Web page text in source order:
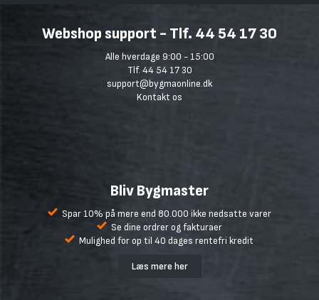
Webshop support - Tlf. 44 54 17 30
Alle hverdage 9:00 - 15:00
Tlf. 44 54 17 30
support@bygmaonline.dk
Kontakt os
Bliv Bygmaster
Spar 10% på mere end 80.000 ikke nedsatte varer
Se dine ordrer og fakturaer
Mulighed for op til 40 dages rentefri kredit
Læs mere her